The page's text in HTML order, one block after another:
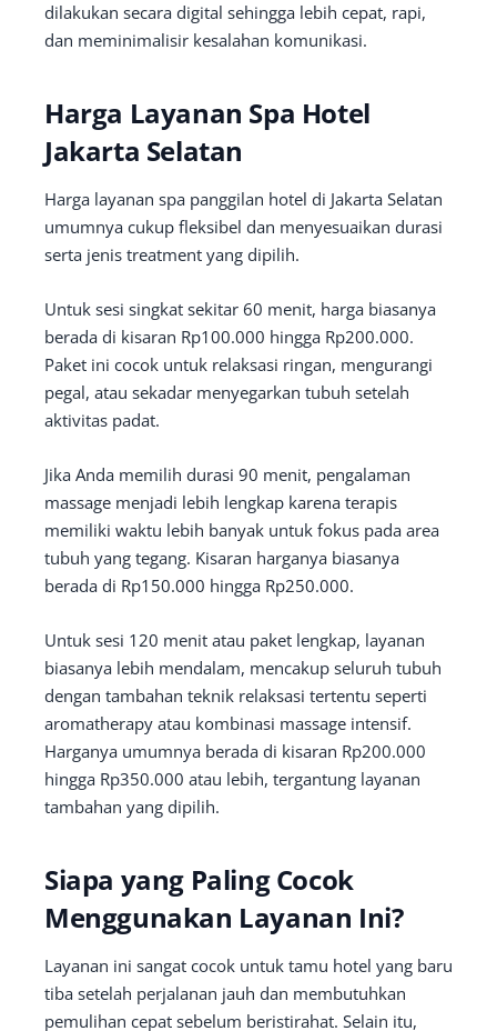
dilakukan secara digital sehingga lebih cepat, rapi,
dan meminimalisir kesalahan komunikasi.
Harga Layanan Spa Hotel
Jakarta Selatan
Harga layanan spa panggilan hotel di Jakarta Selatan
umumnya cukup fleksibel dan menyesuaikan durasi
serta jenis treatment yang dipilih.
Untuk sesi singkat sekitar 60 menit, harga biasanya
berada di kisaran Rp100.000 hingga Rp200.000.
Paket ini cocok untuk relaksasi ringan, mengurangi
pegal, atau sekadar menyegarkan tubuh setelah
aktivitas padat.
Jika Anda memilih durasi 90 menit, pengalaman
massage menjadi lebih lengkap karena terapis
memiliki waktu lebih banyak untuk fokus pada area
tubuh yang tegang. Kisaran harganya biasanya
berada di Rp150.000 hingga Rp250.000.
Untuk sesi 120 menit atau paket lengkap, layanan
biasanya lebih mendalam, mencakup seluruh tubuh
dengan tambahan teknik relaksasi tertentu seperti
aromatherapy atau kombinasi massage intensif.
Harganya umumnya berada di kisaran Rp200.000
hingga Rp350.000 atau lebih, tergantung layanan
tambahan yang dipilih.
Siapa yang Paling Cocok
Menggunakan Layanan Ini?
Layanan ini sangat cocok untuk tamu hotel yang baru
tiba setelah perjalanan jauh dan membutuhkan
pemulihan cepat sebelum beristirahat. Selain itu,